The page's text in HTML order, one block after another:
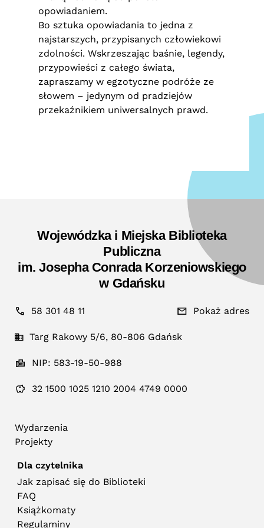
opowiadaniem.
Bo sztuka opowiadania to jedna z
najstarszych, przypisanych człowiekowi
zdolności. Wskrzeszając baśnie, legendy,
przypowieści z całego świata,
zapraszamy w egzotyczne podróże ze
słowem – jedynym od pradziejów
przekaźnikiem uniwersalnych prawd.
Wojewódzka i Miejska Biblioteka
Publiczna
im. Josepha Conrada Korzeniowskiego
w Gdańsku
58 301 48 11 Pokaż adres
Targ Rakowy 5/6, 80-806 Gdańsk
NIP: 583-19-50-988
32 1500 1025 1210 2004 4749 0000
Wydarzenia
Projekty
Dla czytelnika
Jak zapisać się do Biblioteki
FAQ
Książkomaty
Regulaminy